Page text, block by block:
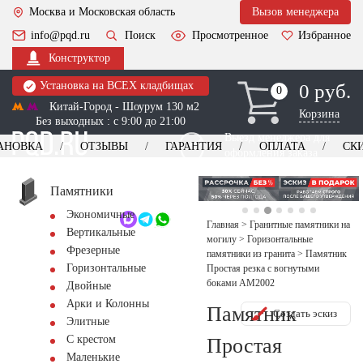
Москва и Московская область
Вызов менеджера
info@pqd.ru
Поиск Просмотренное
Избранное
Конструктор
Установка на ВСЕХ кладбищах
Китай-Город - Шоурум 130 м2
Без выходных : с 9:00 до 21:00
0
0 0 руб.
Корзина
Выезд менеджера для
оформления заказа
+7 (495) 518-44-23
Обратный звонок
ОТЗЫВЫ ГАРАНТИЯ ОПЛАТА
Памятники
Экономичные
Вертикальные
Фрезерные
Горизонтальные
Двойные
Арки и Колонны
Элитные
С крестом
Маленькие
Главная > Гранитные памятники на
могилу > Горизонтальные
памятники из гранита > Памятник
Простая резка с вогнутыми
боками AM2002
Памятник
Простая
Создать эскиз